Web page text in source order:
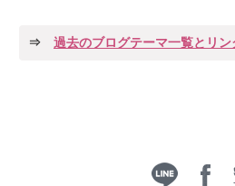
⇒ 過去のブログテーマ一覧とリン